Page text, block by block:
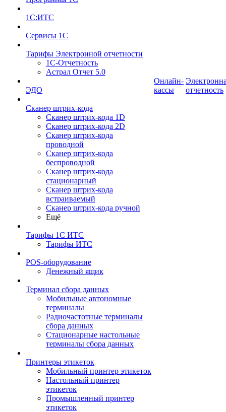
1С:ИТС
Сервисы 1С
Тарифы Электронной отчетности
1С-Отчетность
Астрал Отчет 5.0
ЭДО
Сканер штрих-кода
Сканер штрих-кода 1D
Сканер штрих-кода 2D
Сканер штрих-кода
проводной
Сканер штрих-кода
беспроводной
Сканер штрих-кода
стационарный
Сканер штрих-кода
встраиваемый
Сканер штрих-кода ручной
Ещё
Тарифы 1С ИТС
Тарифы ИТС
POS-оборудование
Денежный ящик
Терминал сбора данных
Мобильные автономные
терминалы
Радиочастотные терминалы
сбора данных
Стационарные настольные
терминалы сбора данных
Принтеры этикеток
Мобильный принтер этикеток
Настольный принтер
этикеток
Промышленный принтер
этикеток
Онлайн-
кассы
отчетность